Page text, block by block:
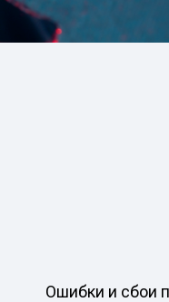
Ошибки и сбои